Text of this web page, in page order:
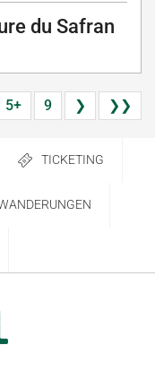
du Safran
5+ 9 ❯ ❯❯
TICKETING